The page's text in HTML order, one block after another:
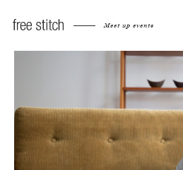
Meet up events